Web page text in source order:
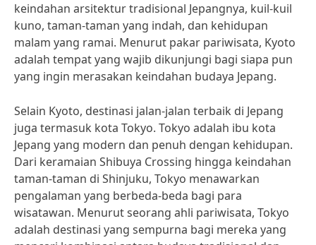
keindahan arsitektur tradisional Jepangnya, kuil-kuil
kuno, taman-taman yang indah, dan kehidupan
malam yang ramai. Menurut pakar pariwisata, Kyoto
adalah tempat yang wajib dikunjungi bagi siapa pun
yang ingin merasakan keindahan budaya Jepang.
Selain Kyoto, destinasi jalan-jalan terbaik di Jepang
juga termasuk kota Tokyo. Tokyo adalah ibu kota
Jepang yang modern dan penuh dengan kehidupan.
Dari keramaian Shibuya Crossing hingga keindahan
taman-taman di Shinjuku, Tokyo menawarkan
pengalaman yang berbeda-beda bagi para
wisatawan. Menurut seorang ahli pariwisata, Tokyo
adalah destinasi yang sempurna bagi mereka yang